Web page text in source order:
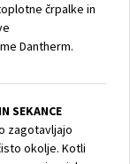
črpalke in
Dantherm.
SEKANCE
zagotavljajo
okolje. Kotli